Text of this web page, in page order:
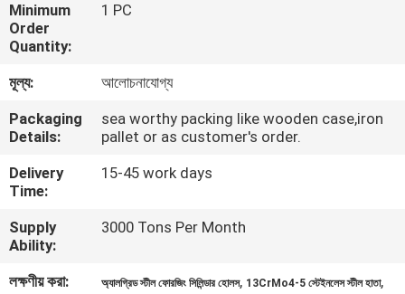
কারখানা
মান
যোগাযোগ
করুন
Minimum
Order
Quantity:
1 PC
মূল্য:
আলোচনাযোগ্য
Packaging
Details:
sea worthy packing like wooden case,iron
pallet or as customer's order.
Delivery
Time:
15-45 work days
Supply
Ability:
3000 Tons Per Month
লক্ষণীয় করা: অ্যালগ্রিড স্টীল ফোরজিং সিলিন্ডার হোলস, 13CrMo4-5 স্টেইনলেস স্টীল হাতা,